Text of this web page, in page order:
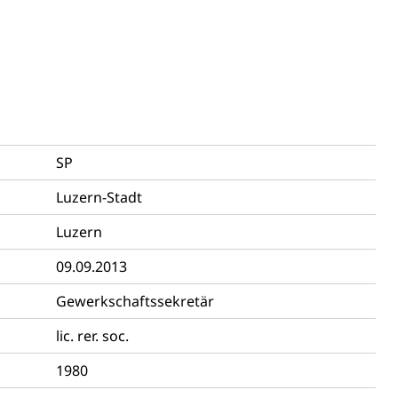
SP
Luzern-Stadt
Luzern
09.09.2013
Gewerkschaftssekretär
lic. rer. soc.
1980
mit Behinderungen